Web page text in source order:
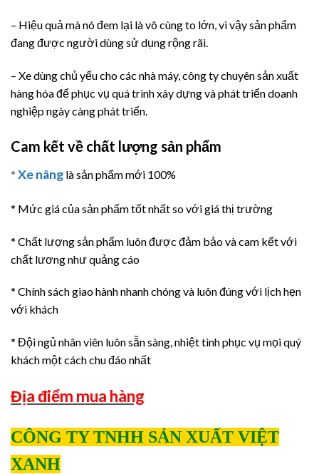
– Hiệu quả mà nó đem lại là vô cùng to lớn, vì vậy sản phẩm
đang được người dùng sử dụng rộng rãi.
– Xe dùng chủ yếu cho các nhà máy, công ty chuyên sản xuất
hàng hóa để phục vụ quá trình xây dựng và phát triển doanh
nghiệp ngày càng phát triển.
Cam kết về chất lượng sản phẩm
* Xe nâng là sản phẩm mới 100%
* Mức giá của sản phẩm tốt nhất so với giá thị trường
* Chất lượng sản phẩm luôn được đảm bảo và cam kết với
chất lương như quảng cáo
* Chính sách giao hành nhanh chóng và luôn đúng với lịch hẹn
với khách
* Đội ngủ nhân viên luôn sẵn sàng, nhiệt tình phục vụ mọi quý
khách một cách chu đáo nhất
Địa điểm mua hàng
CÔNG TY TNHH SẢN XUẤT VIỆT
XANH